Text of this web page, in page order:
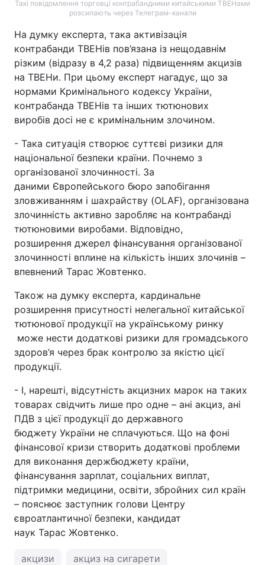
Такі повідомлення торговці контрабандними китайськими ТВЕНами
розсилають через Телеграм-канали
На думку експерта, така активізація
контрабанди ТВЕНів пов’язана із нещодавнім
різким (відразу в 4,2 раза) підвищенням акцизів
на ТВЕНи. При цьому експерт нагадує, що за
нормами Кримінального кодексу України,
контрабанда ТВЕНів та інших тютюнових
виробів досі не є кримінальним злочином.
- Така ситуація створює суттєві ризики для
національної безпеки країни. Почнемо з
організованої злочинності. За
даними Європейського бюро запобігання
зловживанням і шахрайству (OLAF), організована
злочинність активно заробляє на контрабанді
тютюновими виробами. Відповідно,
розширення джерел фінансування організованої
злочинності вплине на кількість інших злочинів –
впевнений Тарас Жовтенко.
Також на думку експерта, кардинальне
розширення присутності нелегальної китайської
тютюнової продукції на українському ринку
може нести додаткові ризики для громадського
здоров’я через брак контролю за якістю цієї
продукції.
- І, нарешті, відсутність акцизних марок на таких
товарах свідчить лише про одне – ані акциз, ані
ПДВ з цієї продукції до державного
бюджету України не сплачуються. Що на фоні
фінансової кризи створить додаткові проблеми
для виконання держбюджету країни,
фінансування зарплат, соціальних виплат,
підтримки медицини, освіти, збройних сил країн
– пояснює заступник голови Центру
євроатлантичної безпеки, кандидат
наук Тарас Жовтенко.
акцизи акциз на сигарети